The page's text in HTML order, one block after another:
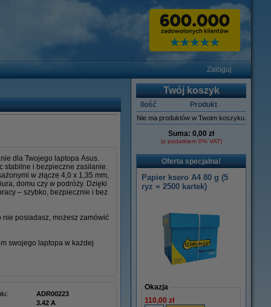
Zaloguj
dla Twojego laptopa Asus.
stabilne i bezpieczne zasilanie.
w złącze 4,0 x 1,35 mm,
domu czy w podróży. Dzięki
– szybko, bezpiecznie i bez
nie posiadasz, możesz zamówić
swojego laptopa w każdej
ADR00223
3.42 A
Twój koszyk
Ilość Produkt
Nie ma produktów w Twoim koszyku.
Suma: 0,00 zł
(z podatkiem 0% VAT)
Oferta specjalna!
Papier ksero A4 80 g (5
ryz = 2500 kartek)
Okazja
110,00 zł